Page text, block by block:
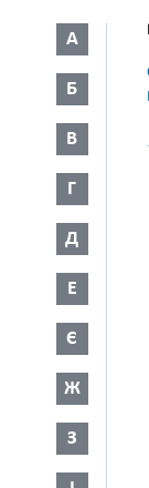
А
Б
В
Г
Д
Е
Є
Ж
З